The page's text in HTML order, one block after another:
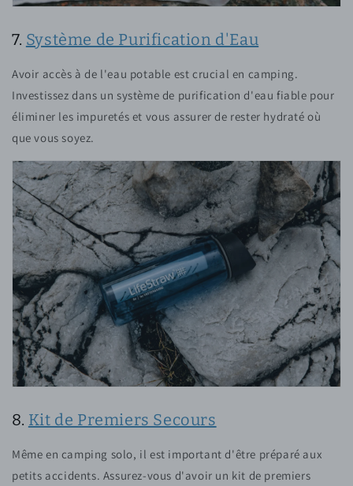
7. Système de Purification d'Eau
Avoir accès à de l'eau potable est crucial en camping.
Investissez dans un système de purification d'eau fiable pour
éliminer les impuretés et vous assurer de rester hydraté où
que vous soyez.
8. Kit de Premiers Secours
Même en camping solo, il est important d'être préparé aux
petits accidents. Assurez-vous d'avoir un kit de premiers